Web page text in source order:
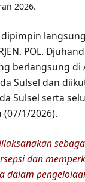
2026.
POL.
berlangsung di
Sulsel dan
Sulsel serta
(07/1/2026).
dan
dalam